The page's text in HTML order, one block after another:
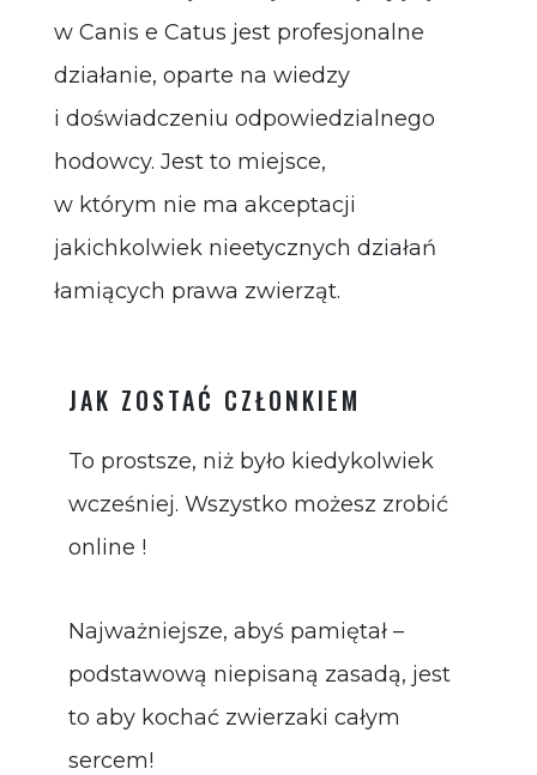
w Canis e Catus jest profesjonalne
działanie, oparte na wiedzy
i doświadczeniu odpowiedzialnego
hodowcy. Jest to miejsce,
w którym nie ma akceptacji
jakichkolwiek nieetycznych działań
łamiących prawa zwierząt.
JAK ZOSTAĆ CZŁONKIEM
To prostsze, niż było kiedykolwiek
wcześniej. Wszystko możesz zrobić
online !
Najważniejsze, abyś pamiętał –
podstawową niepisaną zasadą, jest
to aby kochać zwierzaki całym
sercem!